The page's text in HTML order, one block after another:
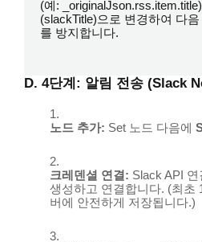
(예:
_originalJson.rss.item.title
(slackTitle)으로 변경하여 다
를 방지합니다.
D. 4단계: 알림 전송 (Slack
노드 추가: Set 노드 다음에
크레덴셜 연결: Slack API
생성하고 연결합니다. (최초
버에 안전하게 저장됩니다.)